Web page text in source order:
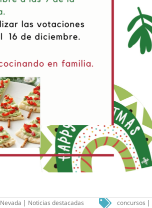
| Noticias destacadas concursos |